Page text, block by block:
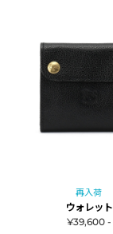
再入荷
ウォレット
¥39,600 -